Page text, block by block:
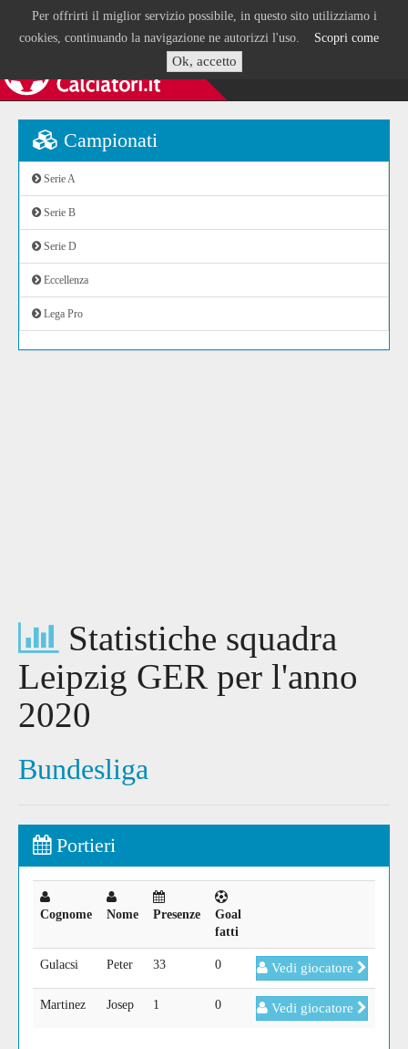
Per offrirti il miglior servizio possibile, in questo sito utilizziamo i
cookies, continuando la navigazione ne autorizzi l'uso. Scopri come
Ok, accetto
Campionati
Serie A
Serie B
Serie D
Eccellenza
Lega Pro
Statistiche squadra
Leipzig GER per l'anno
2020
Bundesliga
Portieri
Cognome Nome Presenze
Goal
fatti
Gulacsi Peter 33 0 Vedi giocatore
Martinez Josep 1 0 Vedi giocatore